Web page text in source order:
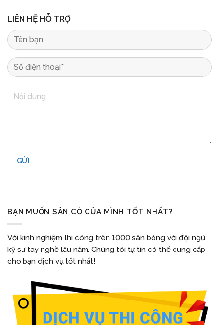
LIÊN HỆ HỖ TRỢ
GỬI
BẠN MUỐN SÂN CỎ CỦA MÌNH TỐT NHẤT?
Với kinh nghiệm thi công trên 1000 sân bóng với đội ngũ
kỹ sư tay nghề lâu năm. Chúng tôi tự tin có thể cung cấp
cho bạn dịch vụ tốt nhất!